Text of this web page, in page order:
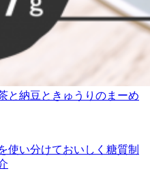
と納豆ときゅうりのまーめ